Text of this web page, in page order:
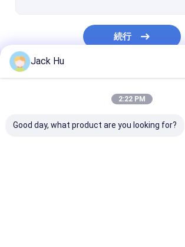
水道トラック
航空機バス
続行
Jack Hu
2:22 PM
Good day, what product are you looking for?